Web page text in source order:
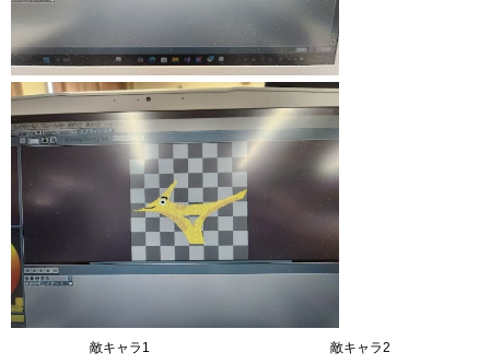
敵キャラ1 敵キャラ2